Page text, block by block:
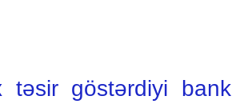
təsir göstərdiyi bank